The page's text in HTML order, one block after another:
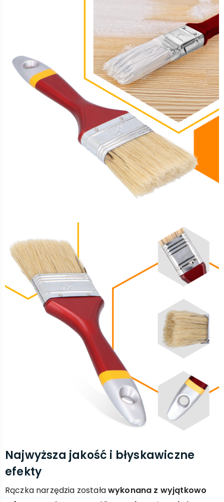
Najwyższa jakość i błyskawiczne
efekty
Rączka narzędzia zostaławykonana z wyjątkowo